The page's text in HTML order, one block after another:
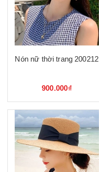
Nón nữ thời trang 200212
900.000₫